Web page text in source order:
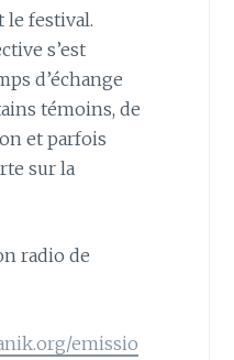
le festival.
s’est
d’échange
témoins, de
et parfois
sur la
radio de
emissio